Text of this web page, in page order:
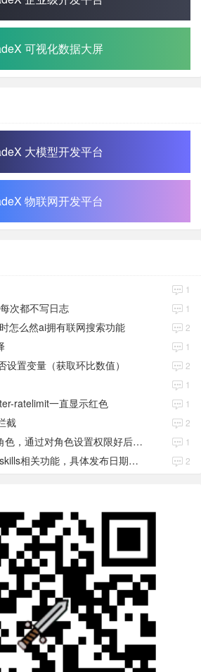
可视化数据大屏
大模型开发平台
物联网开发平台
1
次都不写日志 1
怎么然ai拥有联网搜索功能 2
1
置变量（获取环比数值） 2
1
ratelimit一直显示红色 1
截 2
创建用户后，分配对应角色，通过对角色设置权限好后，登录当前用户后。查看不到当前已分配对应角色权限数据 1
急需bladex-ai的1.8.0的skills相关功能，具体发布日期是多少号 2